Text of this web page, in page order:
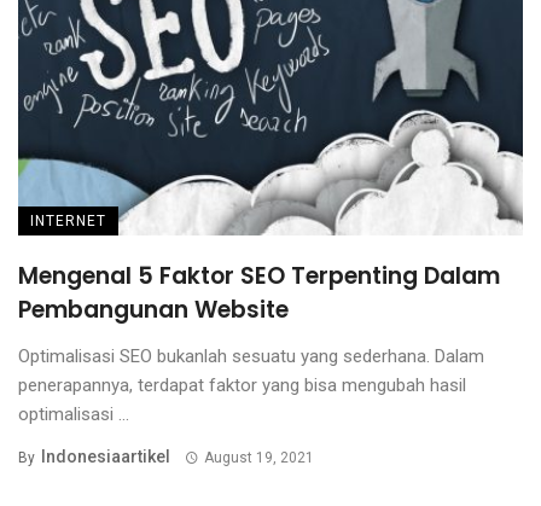
INTERNET
Mengenal 5 Faktor SEO Terpenting Dalam
Pembangunan Website
Optimalisasi SEO bukanlah sesuatu yang sederhana. Dalam
penerapannya, terdapat faktor yang bisa mengubah hasil
optimalisasi ...
By Indonesiaartikel August 19, 2021